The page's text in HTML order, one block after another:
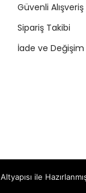
Güvenli Alışveriş
Sipariş Takibi
İade ve Değişim
Altyapısı ile